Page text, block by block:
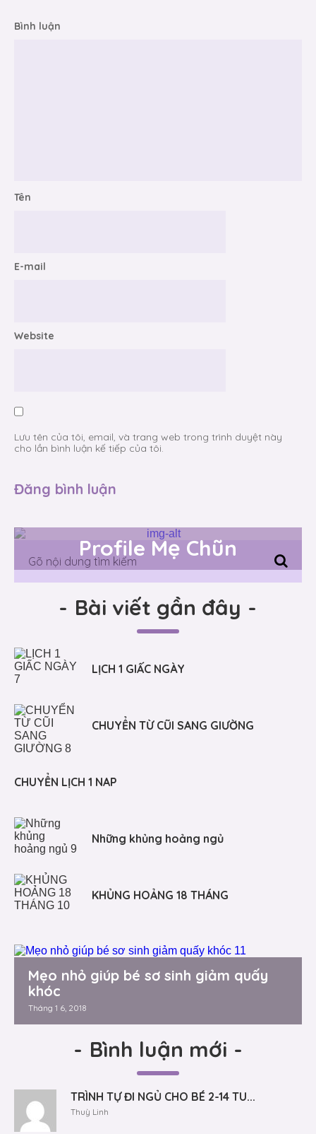
Bình luận
Tên
E-mail
Website
Lưu tên của tôi, email, và trang web trong trình duyệt này
cho lần bình luận kế tiếp của tôi.
Profile Mẹ Chũn
- Bài viết gần đây -
LỊCH 1 GIẤC NGÀY
CHUYỂN TỪ CŨI SANG GIƯỜNG
CHUYỂN LỊCH 1 NAP
Những khủng hoảng ngủ
KHỦNG HOẢNG 18 THÁNG
Mẹo nhỏ giúp bé sơ sinh giảm quấy
khóc
Tháng 1 6, 2018
- Bình luận mới -
TRÌNH TỰ ĐI NGỦ CHO BÉ 2-14 TU...
Thuỳ Linh